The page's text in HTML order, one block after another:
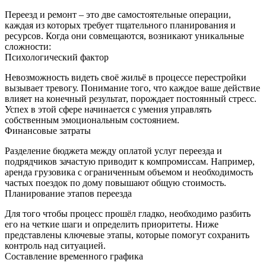
Переезд и ремонт – это две самостоятельные операции,
каждая из которых требует тщательного планирования и
ресурсов. Когда они совмещаются, возникают уникальные
сложности:
Психологический фактор
Невозможность видеть своё жильё в процессе перестройки
вызывает тревогу. Понимание того, что каждое ваше действие
влияет на конечный результат, порождает постоянный стресс.
Успех в этой сфере начинается с умения управлять
собственным эмоциональным состоянием.
Финансовые затраты
Разделение бюджета между оплатой услуг переезда и
подрядчиков зачастую приводит к компромиссам. Например,
аренда грузовика с ограниченным объемом и необходимость
частых поездок по дому повышают общую стоимость.
Планирование этапов переезда
Для того чтобы процесс прошёл гладко, необходимо разбить
его на четкие шаги и определить приоритеты. Ниже
представлены ключевые этапы, которые помогут сохранить
контроль над ситуацией.
Составление временного графика